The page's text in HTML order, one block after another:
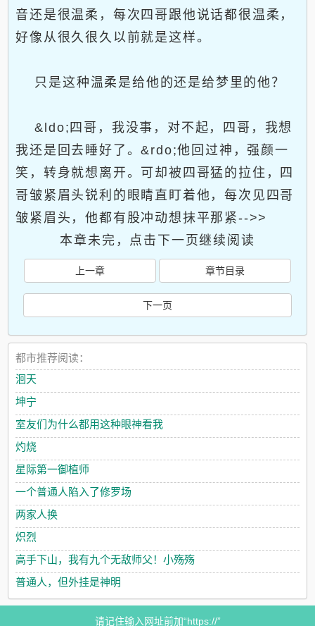
音还是很温柔，每次四哥跟他说话都很温柔，
好像从很久很久以前就是这样。
只是这种温柔是给他的还是给梦里的他？
&ldo;四哥，我没事，对不起，四哥，我想
我还是回去睡好了。&rdo;他回过神，强颜一
笑，转身就想离开。可却被四哥猛的拉住，四
哥皱紧眉头锐利的眼睛直盯着他，每次见四哥
皱紧眉头，他都有股冲动想抹平那紧-->>
本章未完，点击下一页继续阅读
上一章 章节目录
下一页
都市推荐阅读：
洄天
坤宁
室友们为什么都用这种眼神看我
灼烧
星际第一御植师
一个普通人陷入了修罗场
两家人换
炽烈
高手下山，我有九个无敌师父！小殇殇
普通人，但外挂是神明
请记住输入网址前加“https://”